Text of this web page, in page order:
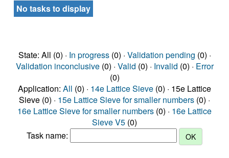
No tasks to display
State: All (0) · In progress(0) · Validation pending (0) ·
Validation inconclusive(0) · Valid (0) · Invalid (0) · Error
(0)
Application: All (0) · 14e Lattice Sieve (0) · 15e Lattice
Sieve (0) · 15e Lattice Sieve for smaller numbers (0) ·
16e Lattice Sieve for smaller numbers (0) · 16e Lattice
Sieve V5 (0)
Task name: